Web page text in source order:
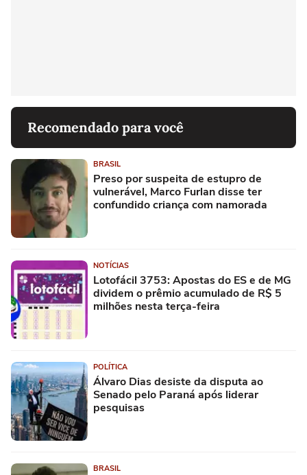
Recomendado para você
BRASIL
Preso por suspeita de estupro de
vulnerável, Marco Furlan disse ter
confundido criança com namorada
NOTÍCIAS
Lotofácil 3753: Apostas do ES e de MG
dividem o prêmio acumulado de R$ 5
milhões nesta terça-feira
POLÍTICA
Álvaro Dias desiste da disputa ao
Senado pelo Paraná após liderar
pesquisas
BRASIL